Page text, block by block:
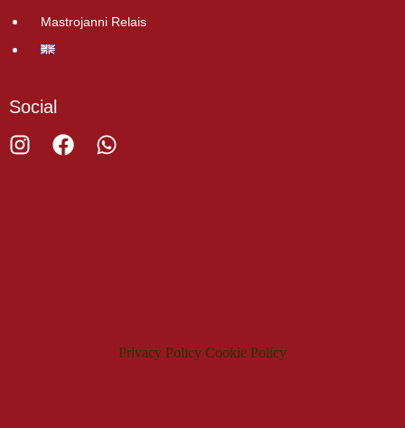
Mastrojanni Relais
Social
Privacy Policy Cookie Policy